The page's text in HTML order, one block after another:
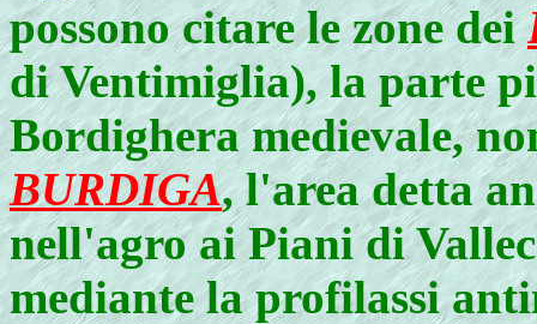
possono citare le zone dei
di Ventimiglia), la parte
Bordighera medievale,
BURDIGA, l'area detta
nell'agro ai Piani di
mediante la profilassi